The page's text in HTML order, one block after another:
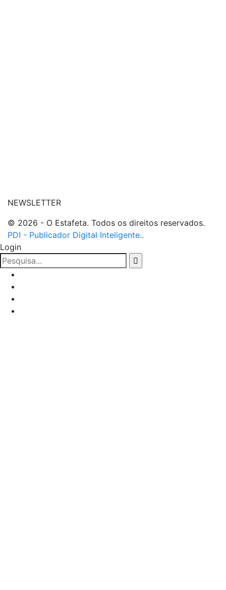
NEWSLETTER
© 2026 - O Estafeta. Todos os direitos reservados.
PDI - Publicador Digital Inteligente..
Login